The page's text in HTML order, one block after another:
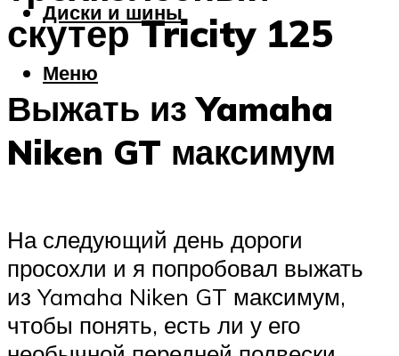
Диски и шины
Меню
скутер Tricity 125
Выжать из Yamaha
Niken GT максимум
На следующий день дороги
просохли и я попробовал выжать
из Yamaha Niken GT максимум,
чтобы понять, есть ли у его